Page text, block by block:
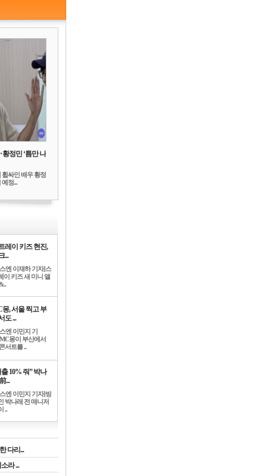
정민 ‘틈만 나
싸인 배우 황정
정...
레이 키즈 현진,
...
엔 이재하 기자]스
이 키즈 새 미니 앨
, 서울 찍고 부
도 ...
엔 이민지 기
몽이 부산에서
서트를 ..
10% 줘” 박나
...
엔 이민지 기자]방
박나래 전 매니저
..
다리...
라 ...